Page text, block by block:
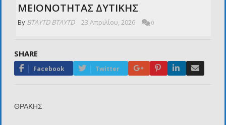
ΜΕΙΟΝΟΤΗΤΑΣ ΔΥΤΙΚΗΣ
By BTAYTD BTAYTD 23 Απριλίου, 2026 0
SHARE
Facebook Twitter Google+PinterestLinkedIn
ΘΡΑΚΗΣ